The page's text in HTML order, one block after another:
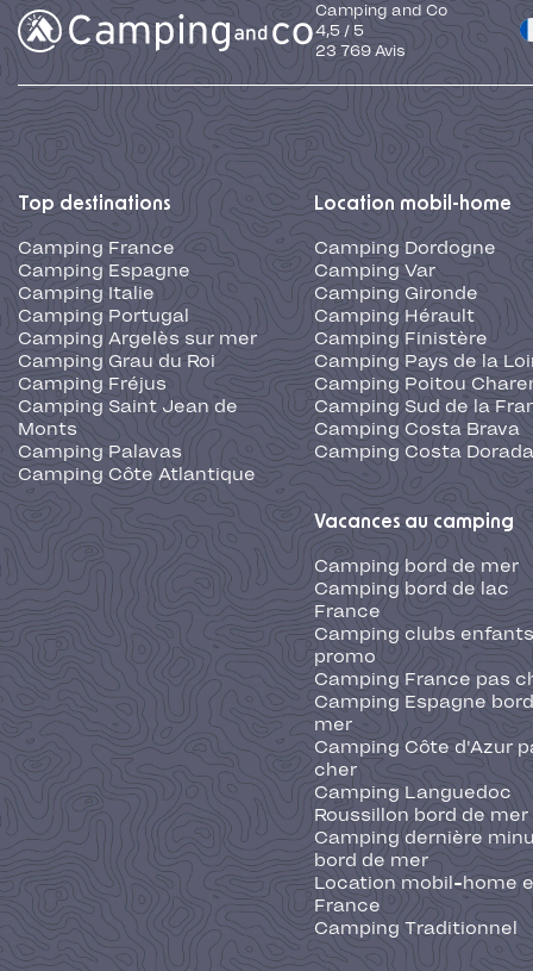
Camping and Co
4,5 / 5
23 769Avis
Top destinations
Camping France
Camping Espagne
Camping Italie
Camping Portugal
Camping Argelès sur mer
Camping Grau du Roi
Camping Fréjus
Camping Saint Jean de
Monts
Camping Palavas
Camping Côte Atlantique
Location mobil-home
Camping Dordogne
Camping Var
Camping Gironde
Camping Hérault
Camping Finistère
Camping Pays de la
Camping Poitou
Camping Sud de la
Camping Costa Brava
Camping Costa Dorada
Vacances au camping
Camping bord de mer
Camping bord de lac
France
Camping clubs
promo
Camping France pas
Camping Espagne
mer
Camping Côte d'Azur
cher
Camping Languedoc
Roussillon bord de mer
Camping dernière
bord de mer
Location mobil-home
France
Camping Traditionnel